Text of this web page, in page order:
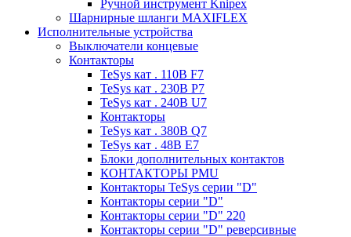
Ручной инструмент Knipex
Шарнирные шланги MAXIFLEX
Исполнительные устройства
Выключатели концевые
Контакторы
TeSys кат . 110В F7
TeSys кат . 230В P7
TeSys кат . 240В U7
Контакторы
TeSys кат . 380В Q7
TeSys кат . 48В E7
Блоки дополнительных контактов
КОНТАКТОРЫ PMU
Контакторы TeSys серии "D"
Контакторы серии "D"
Контакторы серии "D" 220
Контакторы серии "D" реверсивные